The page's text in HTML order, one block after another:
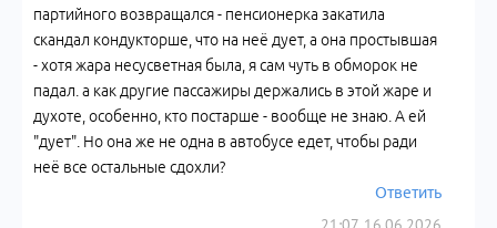
партийного возвращался - пенсионерка закатила
скандал кондукторше, что на неё дует, а она простывшая
- хотя жара несусветная была, я сам чуть в обморок не
падал. а как другие пассажиры держались в этой жаре и
духоте, особенно, кто постарше - вообще не знаю. А ей
"дует". Но она же не одна в автобусе едет, чтобы ради
неё все остальные сдохли?
Ответить